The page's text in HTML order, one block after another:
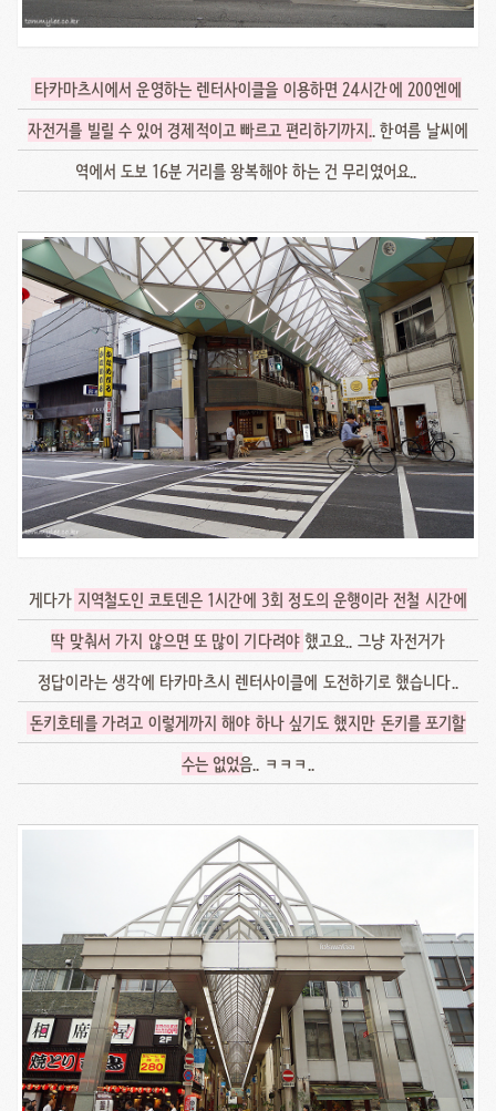
타카마츠시에서 운영하는 렌터사이클을 이용하면 24시간에 200엔에
자전거를 빌릴 수 있어 경제적이고 빠르고 편리하기까지.. 한여름 날씨에
역에서 도보 16분 거리를 왕복해야 하는 건 무리였어요..
게다가 지역철도인 코토덴은 1시간에 3회 정도의 운행이라 전철 시간에
딱 맞춰서 가지 않으면 또 많이 기다려야했고요.. 그냥 자전거가
정답이라는 생각에 타카마츠시 렌터사이클에 도전하기로 했습니다..
돈키호테를 가려고 이렇게까지 해야 하나 싶기도 했지만 돈키를 포기할
수는 없었음.. ㅋㅋㅋ..